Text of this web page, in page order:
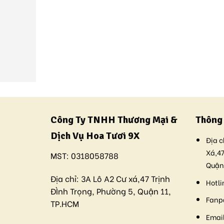
Công Ty TNHH Thương Mại &
Dịch Vụ Hoa Tươi 9X
MST: 0318058788
Địa chỉ: 3A Lô A2 Cư xá,47 Trịnh
ĐÌnh Trọng, Phường 5, Quận 11,
TP.HCM
Địa